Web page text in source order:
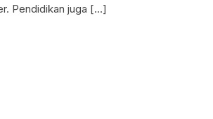
Pendidikan juga […]